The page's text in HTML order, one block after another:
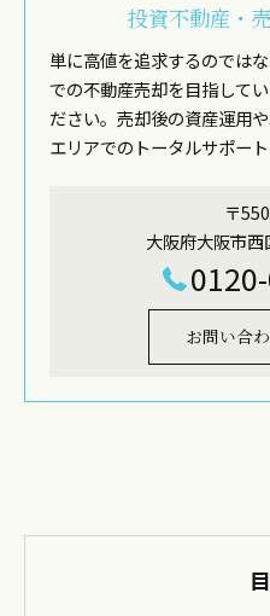
投資不動産・
単に高値を追求するのでは
での不動産売却を目指して
ださい。売却後の資産運用
エリアでのトータルサポート
〒
大阪府大阪市
お問い合